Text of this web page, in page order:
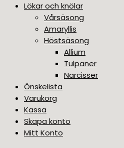
Lökar och knölar
Vårsäsong
Amaryllis
Höstsäsong
Allium
Tulpaner
Narcisser
Önskelista
Varukorg
Kassa
Skapa konto
Mitt Konto